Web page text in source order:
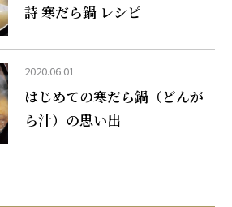
詩 寒だら鍋 レシピ
2020.06.01
はじめての寒だら鍋（どんが
ら汁）の思い出